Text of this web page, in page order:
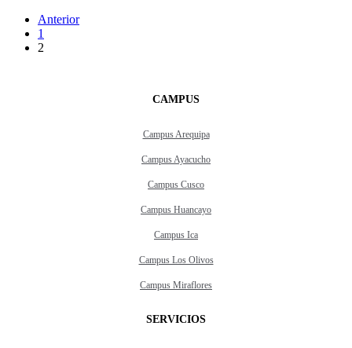
Anterior
1
2
CAMPUS
Campus Arequipa
Campus Ayacucho
Campus Cusco
Campus Huancayo
Campus Ica
Campus Los Olivos
Campus Miraflores
SERVICIOS